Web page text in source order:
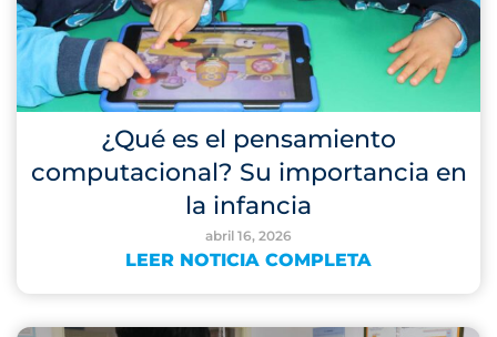
¿Qué es el pensamiento
computacional? Su importancia en
la infancia
abril 16, 2026
LEER NOTICIA COMPLETA